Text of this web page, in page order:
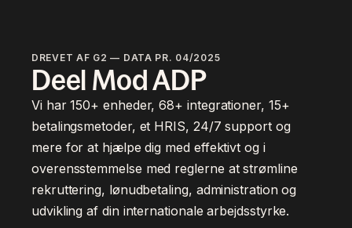
DREVET AF G2 — DATA PR. 04/2025
Deel Mod ADP
Vi har 150+ enheder, 68+ integrationer, 15+
betalingsmetoder, et HRIS, 24/7 support og
mere for at hjælpe dig med effektivt og i
overensstemmelse med reglerne at strømline
rekruttering, lønudbetaling, administration og
udvikling af din internationale arbejdsstyrke.